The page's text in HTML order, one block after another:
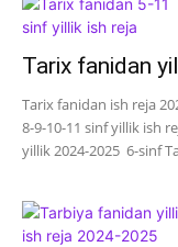
Tarix fanidan
Tarix fanidan ish reja
8-9-10-11 sinf yillik ish
yillik 2024-2025 6-sinf